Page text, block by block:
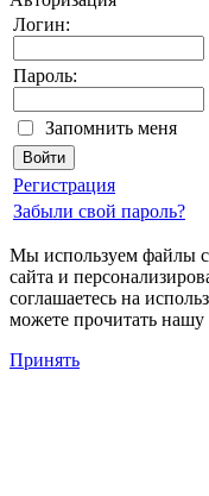
Логин:
Пароль:
Запомнить меня
Регистрация
Забыли свой пароль?
Мы используем файлы
сайта и
соглашаетесь на
можете прочитать
Принять